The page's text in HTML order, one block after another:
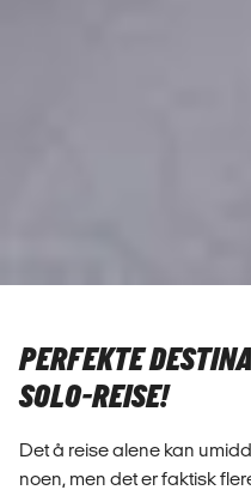
PERFEKTE
SOLO-REISE!
Det å reise alene kan
noen, men det er faktisk